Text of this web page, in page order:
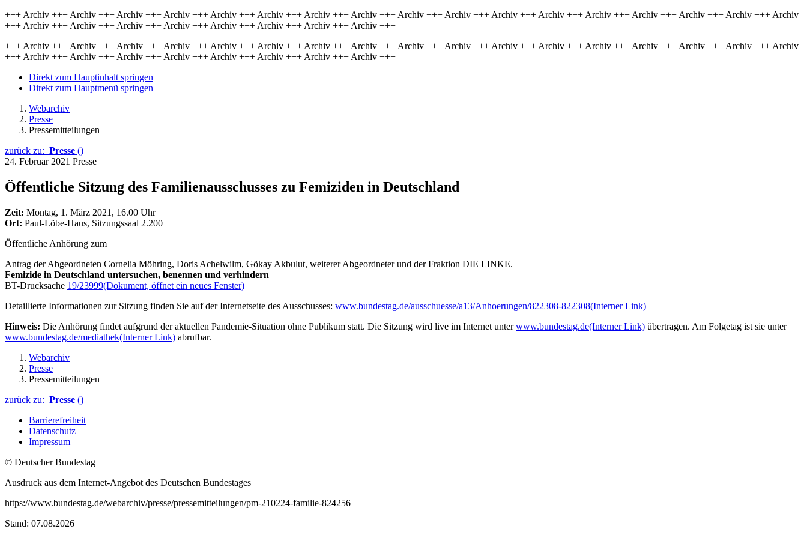
+++ Archiv +++ Archiv +++ Archiv +++ Archiv +++ Archiv +++ Archiv +++ Archiv +++ Archiv +++ Archiv +++ Archiv +++ Archiv +++ Archiv +++ Archiv +++ Archiv +++ Archiv +++ Archiv +++ Archiv
+++ Archiv +++ Archiv +++ Archiv +++ Archiv +++ Archiv +++ Archiv +++ Archiv +++ Archiv +++
+++ Archiv +++ Archiv +++ Archiv +++ Archiv +++ Archiv +++ Archiv +++ Archiv +++ Archiv +++ Archiv +++ Archiv +++ Archiv +++ Archiv +++ Archiv +++ Archiv +++ Archiv +++ Archiv +++ Archiv
+++ Archiv +++ Archiv +++ Archiv +++ Archiv +++ Archiv +++ Archiv +++ Archiv +++ Archiv +++
Direkt zum Hauptinhalt springen
Direkt zum Hauptmenü springen
Webarchiv
Presse
Pressemitteilungen
zurück zu: Presse ()
24. Februar 2021 Presse
Öffentliche Sitzung des Familienausschusses zu Femiziden in Deutschland
Zeit: Montag, 1. März 2021, 16.00 Uhr
Ort: Paul-Löbe-Haus, Sitzungssaal 2.200
Öffentliche Anhörung zum
Antrag der Abgeordneten Cornelia Möhring, Doris Achelwilm, Gökay Akbulut, weiterer Abgeordneter und der Fraktion DIE LINKE.
Femizide in Deutschland untersuchen, benennen und verhindern
BT-Drucksache 19/23999(Dokument, öffnet ein neues Fenster)
Detaillierte Informationen zur Sitzung finden Sie auf der Internetseite des Ausschusses: www.bundestag.de/ausschuesse/a13/Anhoerungen/822308-822308(Interner Link)
Hinweis: Die Anhörung findet aufgrund der aktuellen Pandemie-Situation ohne Publikum statt. Die Sitzung wird live im Internet unterwww.bundestag.de(Interner Link) übertragen. Am Folgetag ist sie unter
www.bundestag.de/mediathek(Interner Link) abrufbar.
Webarchiv
Presse
Pressemitteilungen
zurück zu: Presse ()
Barrierefreiheit
Datenschutz
Impressum
© Deutscher Bundestag
Ausdruck aus dem Internet-Angebot des Deutschen Bundestages
https://www.bundestag.de/webarchiv/presse/pressemitteilungen/pm-210224-familie-824256
Stand: 07.08.2026